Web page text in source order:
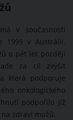
v současnosti
1999 v Austrálii.
o pět let později
za cíl zvýšit
která podporuje
onkologického
podpořilo již
zdraví mužů.